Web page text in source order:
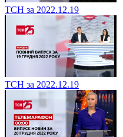
ТСН за 2022.12.19
ТСН за 2022.12.19